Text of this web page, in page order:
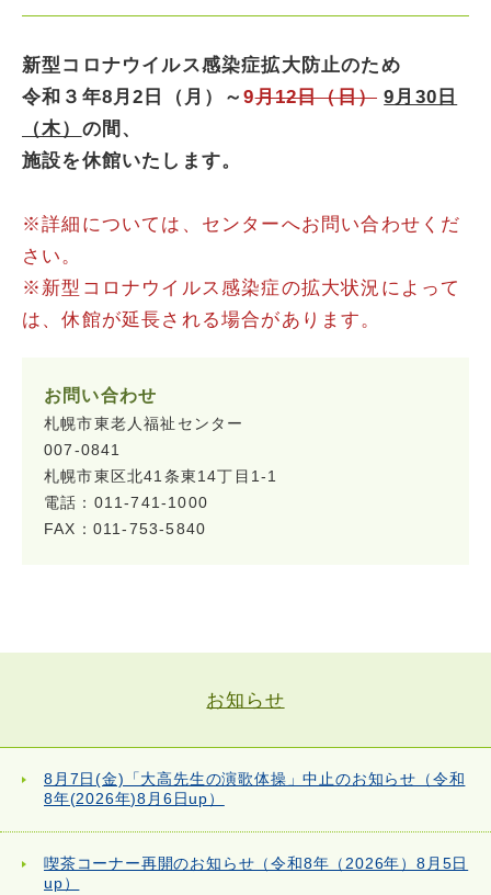
新型コロナウイルス感染症拡大防止のため
令和３年8月2日（月）～9月12日（日） 9月30日
（木） の間、
施設を休館いたします。
※詳細については、センターへお問い合わせくだ
さい。
※新型コロナウイルス感染症の拡大状況によって
は、休館が延長される場合があります。
お問い合わせ
札幌市東老人福祉センター
007-0841
札幌市東区北41条東14丁目1-1
電話：011-741-1000
FAX：011-753-5840
お知らせ
8月7日(金)「大高先生の演歌体操」中止のお知らせ（令和
8年(2026年)8月6日up）
喫茶コーナー再開のお知らせ（令和8年（2026年）8月5日
up）